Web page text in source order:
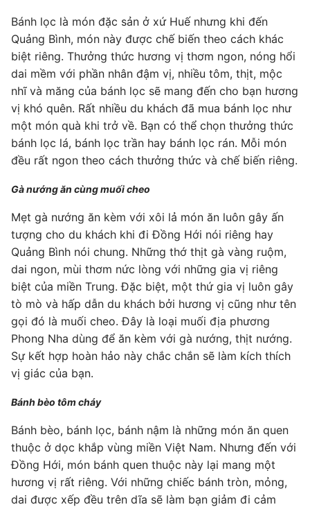
Bánh lọc là món đặc sản ở xứ Huế nhưng khi đến
Quảng Bình, món này được chế biến theo cách khác
biệt riêng. Thưởng thức hương vị thơm ngon, nóng hổi
dai mềm với phần nhân đậm vị, nhiều tôm, thịt, mộc
nhĩ và măng của bánh lọc sẽ mang đến cho bạn hương
vị khó quên. Rất nhiều du khách đã mua bánh lọc như
một món quà khi trở về. Bạn có thể chọn thưởng thức
bánh lọc lá, bánh lọc trần hay bánh lọc rán. Mỗi món
đều rất ngon theo cách thưởng thức và chế biến riêng.
Gà nướng ăn cùng muối cheo
Mẹt gà nướng ăn kèm với xôi lả món ăn luôn gây ấn
tượng cho du khách khi đi Đồng Hới nói riêng hay
Quảng Bình nói chung. Những thớ thịt gà vàng ruộm,
dai ngon, mùi thơm nức lòng với những gia vị riêng
biệt của miền Trung. Đặc biệt, một thứ gia vị luôn gây
tò mò và hấp dẫn du khách bởi hương vị cũng như tên
gọi đó là muối cheo. Đây là loại muối địa phương
Phong Nha dùng để ăn kèm với gà nướng, thịt nướng.
Sự kết hợp hoàn hảo này chắc chắn sẽ làm kích thích
vị giác của bạn.
Bánh bèo tôm cháy
Bánh bèo, bánh lọc, bánh nậm là những món ăn quen
thuộc ở dọc khắp vùng miền Việt Nam. Nhưng đến với
Đồng Hới, món bánh quen thuộc này lại mang một
hương vị rất riêng. Với những chiếc bánh tròn, mỏng,
dai được xếp đều trên dĩa sẽ làm bạn giảm đi cảm